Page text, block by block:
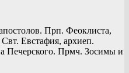
Прп. Феоклиста,
Евстафия, архиеп.
Печерского. Прмч. Зосимы и